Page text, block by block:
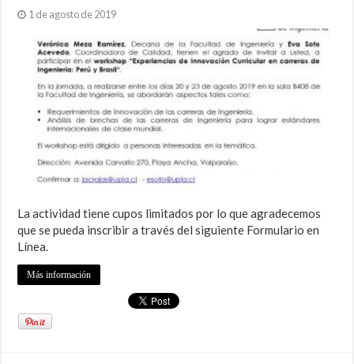
1 de agosto de 2019
La actividad tiene cupos limitados por lo que agradecemos
que se pueda inscribir a través del siguiente Formulario en
Línea.
Más información